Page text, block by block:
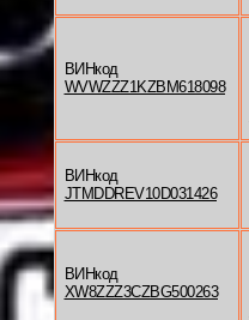
ВИНкод
WVWZZZ1KZBM618098
ВИНкод
JTMDDREV10D031426
ВИНкод
XW8ZZZ3CZBG500263